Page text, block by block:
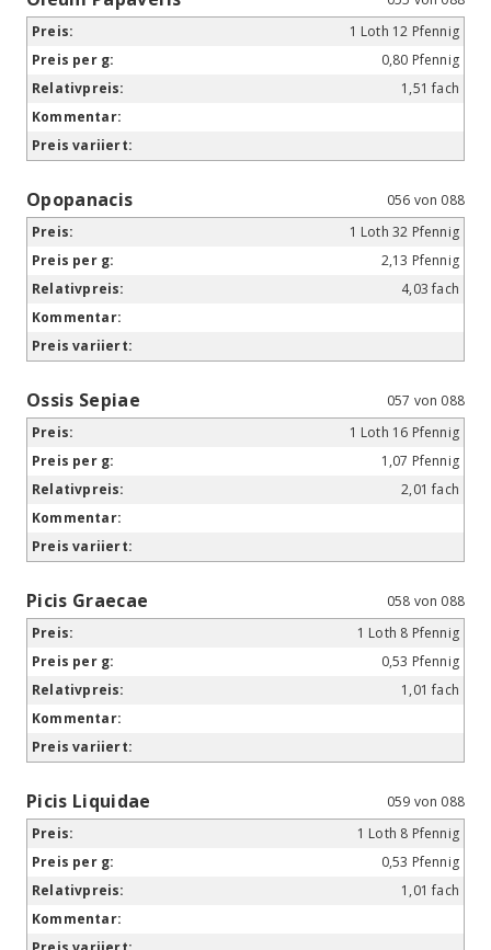
1 Loth 12 Pfennig
0,80 Pfennig
1,51 fach
Opopanacis
056 von 088
1 Loth 32 Pfennig
2,13 Pfennig
4,03 fach
Ossis Sepiae
057 von 088
1 Loth 16 Pfennig
1,07 Pfennig
2,01 fach
Picis Graecae
058 von 088
1 Loth 8 Pfennig
0,53 Pfennig
1,01 fach
Picis Liquidae
059 von 088
1 Loth 8 Pfennig
0,53 Pfennig
1,01 fach